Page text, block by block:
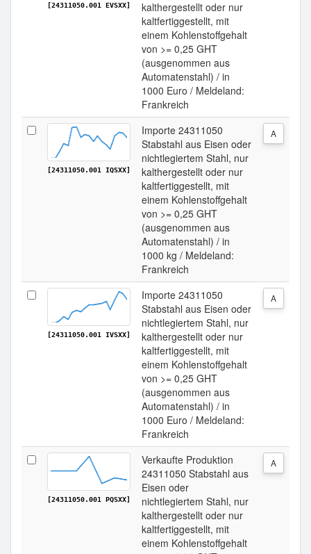
[24311050.001 EVSXX]
kalthergestellt oder nur
kaltfertiggestellt, mit
einem Kohlenstoffgehalt
von >= 0,25 GHT
(ausgenommen aus
Automatenstahl) / in
1000 Euro / Meldeland:
Frankreich
[24311050.001 IQSXX]
Importe 24311050
Stabstahl aus Eisen oder
nichtlegiertem Stahl, nur
kalthergestellt oder nur
kaltfertiggestellt, mit
einem Kohlenstoffgehalt
von >= 0,25 GHT
(ausgenommen aus
Automatenstahl) / in
1000 kg / Meldeland:
Frankreich
A
[24311050.001 IVSXX]
Importe 24311050
Stabstahl aus Eisen oder
nichtlegiertem Stahl, nur
kalthergestellt oder nur
kaltfertiggestellt, mit
einem Kohlenstoffgehalt
von >= 0,25 GHT
(ausgenommen aus
Automatenstahl) / in
1000 Euro / Meldeland:
Frankreich
A
[24311050.001 PQSXX]
Verkaufte Produktion
24311050 Stabstahl aus
Eisen oder
nichtlegiertem Stahl, nur
kalthergestellt oder nur
kaltfertiggestellt, mit
einem Kohlenstoffgehalt
A